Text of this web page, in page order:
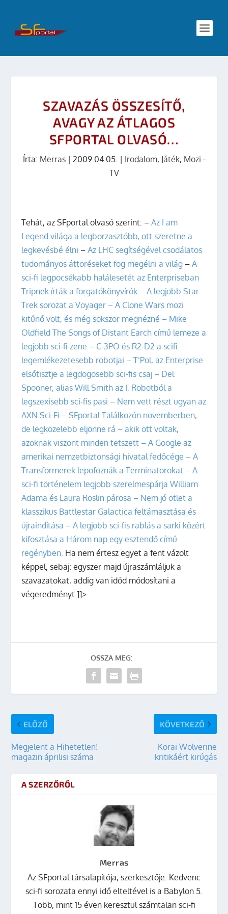
SZAVAZÁS ÖSSZESÍTŐ,
AVAGY AZ ÁTLAGOS
SFPORTAL OLVASÓ…
Írta: Merras| 2009.04.05. | Irodalom, Játék, Mozi -
TV
Tehát, az SFportal olvasó szerint: –Az I am
Legend világa a legborzasztóbb, ott szeretne a
legkevésbé élni –Az LHC segítségével csodálatos
tudományos áttöréseket fog megélni a világ –A
sci-fi legpocsékabb halálesetét az Enterpriseban
Tripnek írták a forgatókönyvírók –A legjobb Star
Trek sorozat a Voyager – A Clone Wars mozi
kitűnő volt, és még sokszor megnézné – Mike
Oldfield The Songs of Distant Earch című lemeze a
legjobb sci-fi zene – C-3PO és R2-D2 a scifi
legemlékezetesebb robotjai – T’Pol, az Enterprise
elsőtisztje a legdögösebb sci-fis csaj – Del
Spooner, alias Will Smith az I, Robotból a
legszexisebb sci-fis pasi – Nem vett részt ugyan az
AXN Sci-Fi – SFportal Találkozón novemberben,
de legközelebb eljönne rá – akik ott voltak,
azoknak viszont minden tetszett – A Google az
amerikai nemzetbiztonsági hivatal fedőcége – A
Transformerek lepofoznák a Terminatorokat – A
sci-fi történelem legjobb szerelmespárja William
Adama és Laura Roslin párosa – Nem jó ötlet a
klasszikus Battlestar Galactica feltámasztása és
újraindítása – A legjobb sci-fis rablás a sarki közért
kifosztása a Három nap egy esztendő című
regényben. Ha nem értesz egyet a fent vázolt
képpel, sebaj: egyszer majd újraszámláljuk a
szavazatokat, addig van időd módosítani a
végeredményt.]]>
OSSZA MEG:
ELŐZŐ
Megjelent a Hihetetlen!
magazin áprilisi száma
KÖVETKEZŐ
Korai Wolverine
kritikáért kirúgás
A SZERZŐRŐL
Merras
Az SFportal társalapítója, szerkesztője. Kedvenc
sci-fi sorozata ennyi idő elteltével is a Babylon 5.
Több, mint 15 éven keresztül számtalan sci-fi